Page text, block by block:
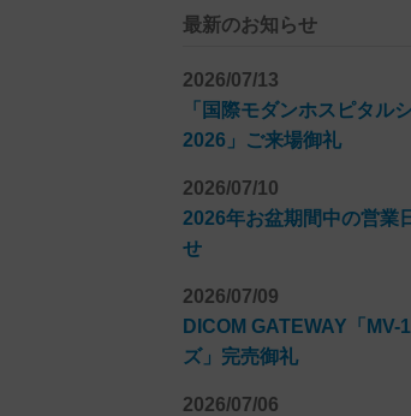
最新のお知らせ
2026/07/13
「国際モダンホスピタル
2026」ご来場御礼
2026/07/10
2026年お盆期間中の営業
せ
2026/07/09
DICOM GATEWAY「MV-
ズ」完売御礼
2026/07/06